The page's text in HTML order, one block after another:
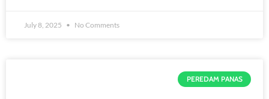
July 8, 2025 No Comments
PEREDAM PANAS